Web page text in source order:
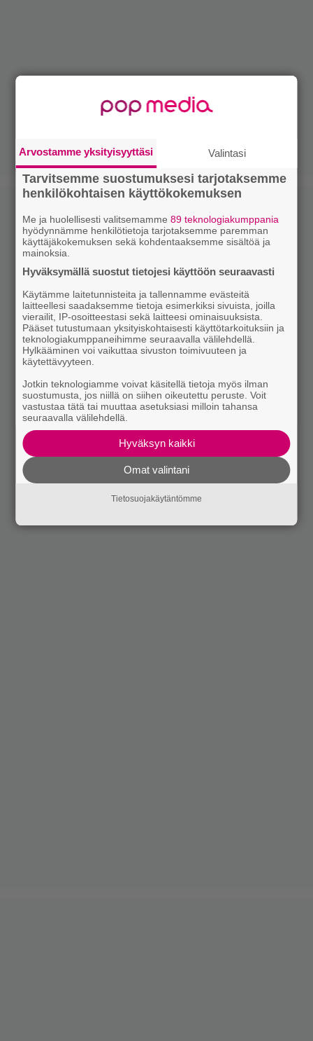
Arvostamme yksityisyyttäsi Valintasi
Tarvitsemme suostumuksesi tarjotaksemme
henkilökohtaisen käyttökokemuksen
Me ja huolellisesti valitsemamme89 teknologiakumppania
hyödynnämme henkilötietoja tarjotaksemme paremman
käyttäjäkokemuksen sekä kohdentaaksemme sisältöä ja
mainoksia.
Hyväksymällä suostut tietojesi käyttöön seuraavasti
Käytämme laitetunnisteita ja tallennamme evästeitä
laitteellesi saadaksemme tietoja esimerkiksi sivuista, joilla
vierailit, IP-osoitteestasi sekä laitteesi ominaisuuksista.
Pääset tutustumaan yksityiskohtaisesti käyttötarkoituksiin ja
teknologiakumppaneihimme seuraavalla välilehdellä.
Hylkääminen voi vaikuttaa sivuston toimivuuteen ja
käytettävyyteen.
Jotkin teknologiamme voivat käsitellä tietoja myös ilman
suostumusta, jos niillä on siihen oikeutettu peruste. Voit
vastustaa tätä tai muuttaa asetuksiasi milloin tahansa
seuraavalla välilehdellä.
Hyväksyn kaikki
Omat valintani
Tietosuojakäytäntömme